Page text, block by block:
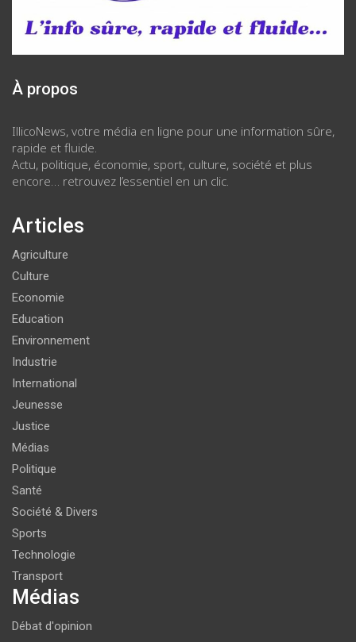
À propos
IllicoNews, votre média en ligne pour une information sûre,
rapide et fluide.
Actu, politique, économie, sport, culture, société et plus
encore… retrouvez l’essentiel en un clic.
Articles
Agriculture
Culture
Economie
Education
Environnement
Industrie
International
Jeunesse
Justice
Médias
Politique
Santé
Société & Divers
Sports
Technologie
Transport
Médias
Débat d'opinion